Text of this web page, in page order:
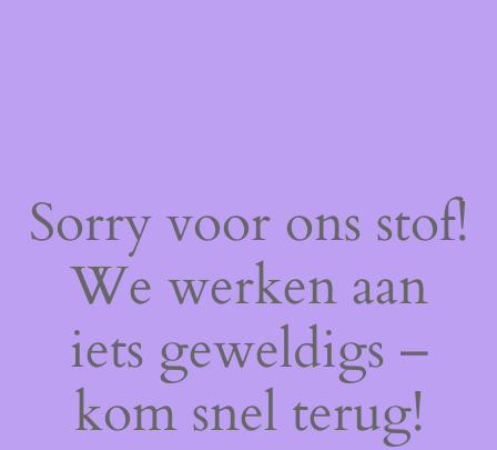
Sorry voor ons stof!
We werken aan
iets geweldigs –
kom snel terug!